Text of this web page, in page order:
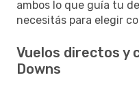
ambos lo que guía tu
necesitás para elegir
Vuelos directos y
Downs